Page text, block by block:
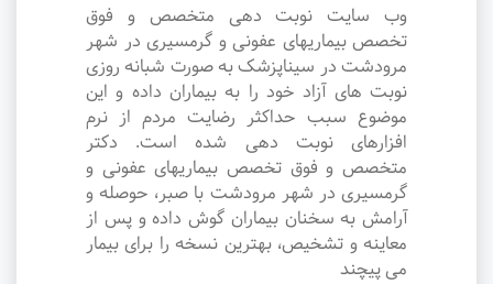
وب سایت نوبت دهی متخصص و فوق
تخصص بیماریهای عفونی و گرمسیری در شهر
مرودشت در سیناپزشک به صورت شبانه روزی
نوبت های آزاد خود را به بیماران داده و این
موضوع سبب حداکثر رضایت مردم از نرم
افزارهای نوبت دهی شده است. دکتر
متخصص و فوق تخصص بیماریهای عفونی و
گرمسیری در شهر مرودشت با صبر، حوصله و
آرامش به سخنان بیماران گوش داده و پس از
معاینه و تشخیص، بهترین نسخه را برای بیمار
می پیچند